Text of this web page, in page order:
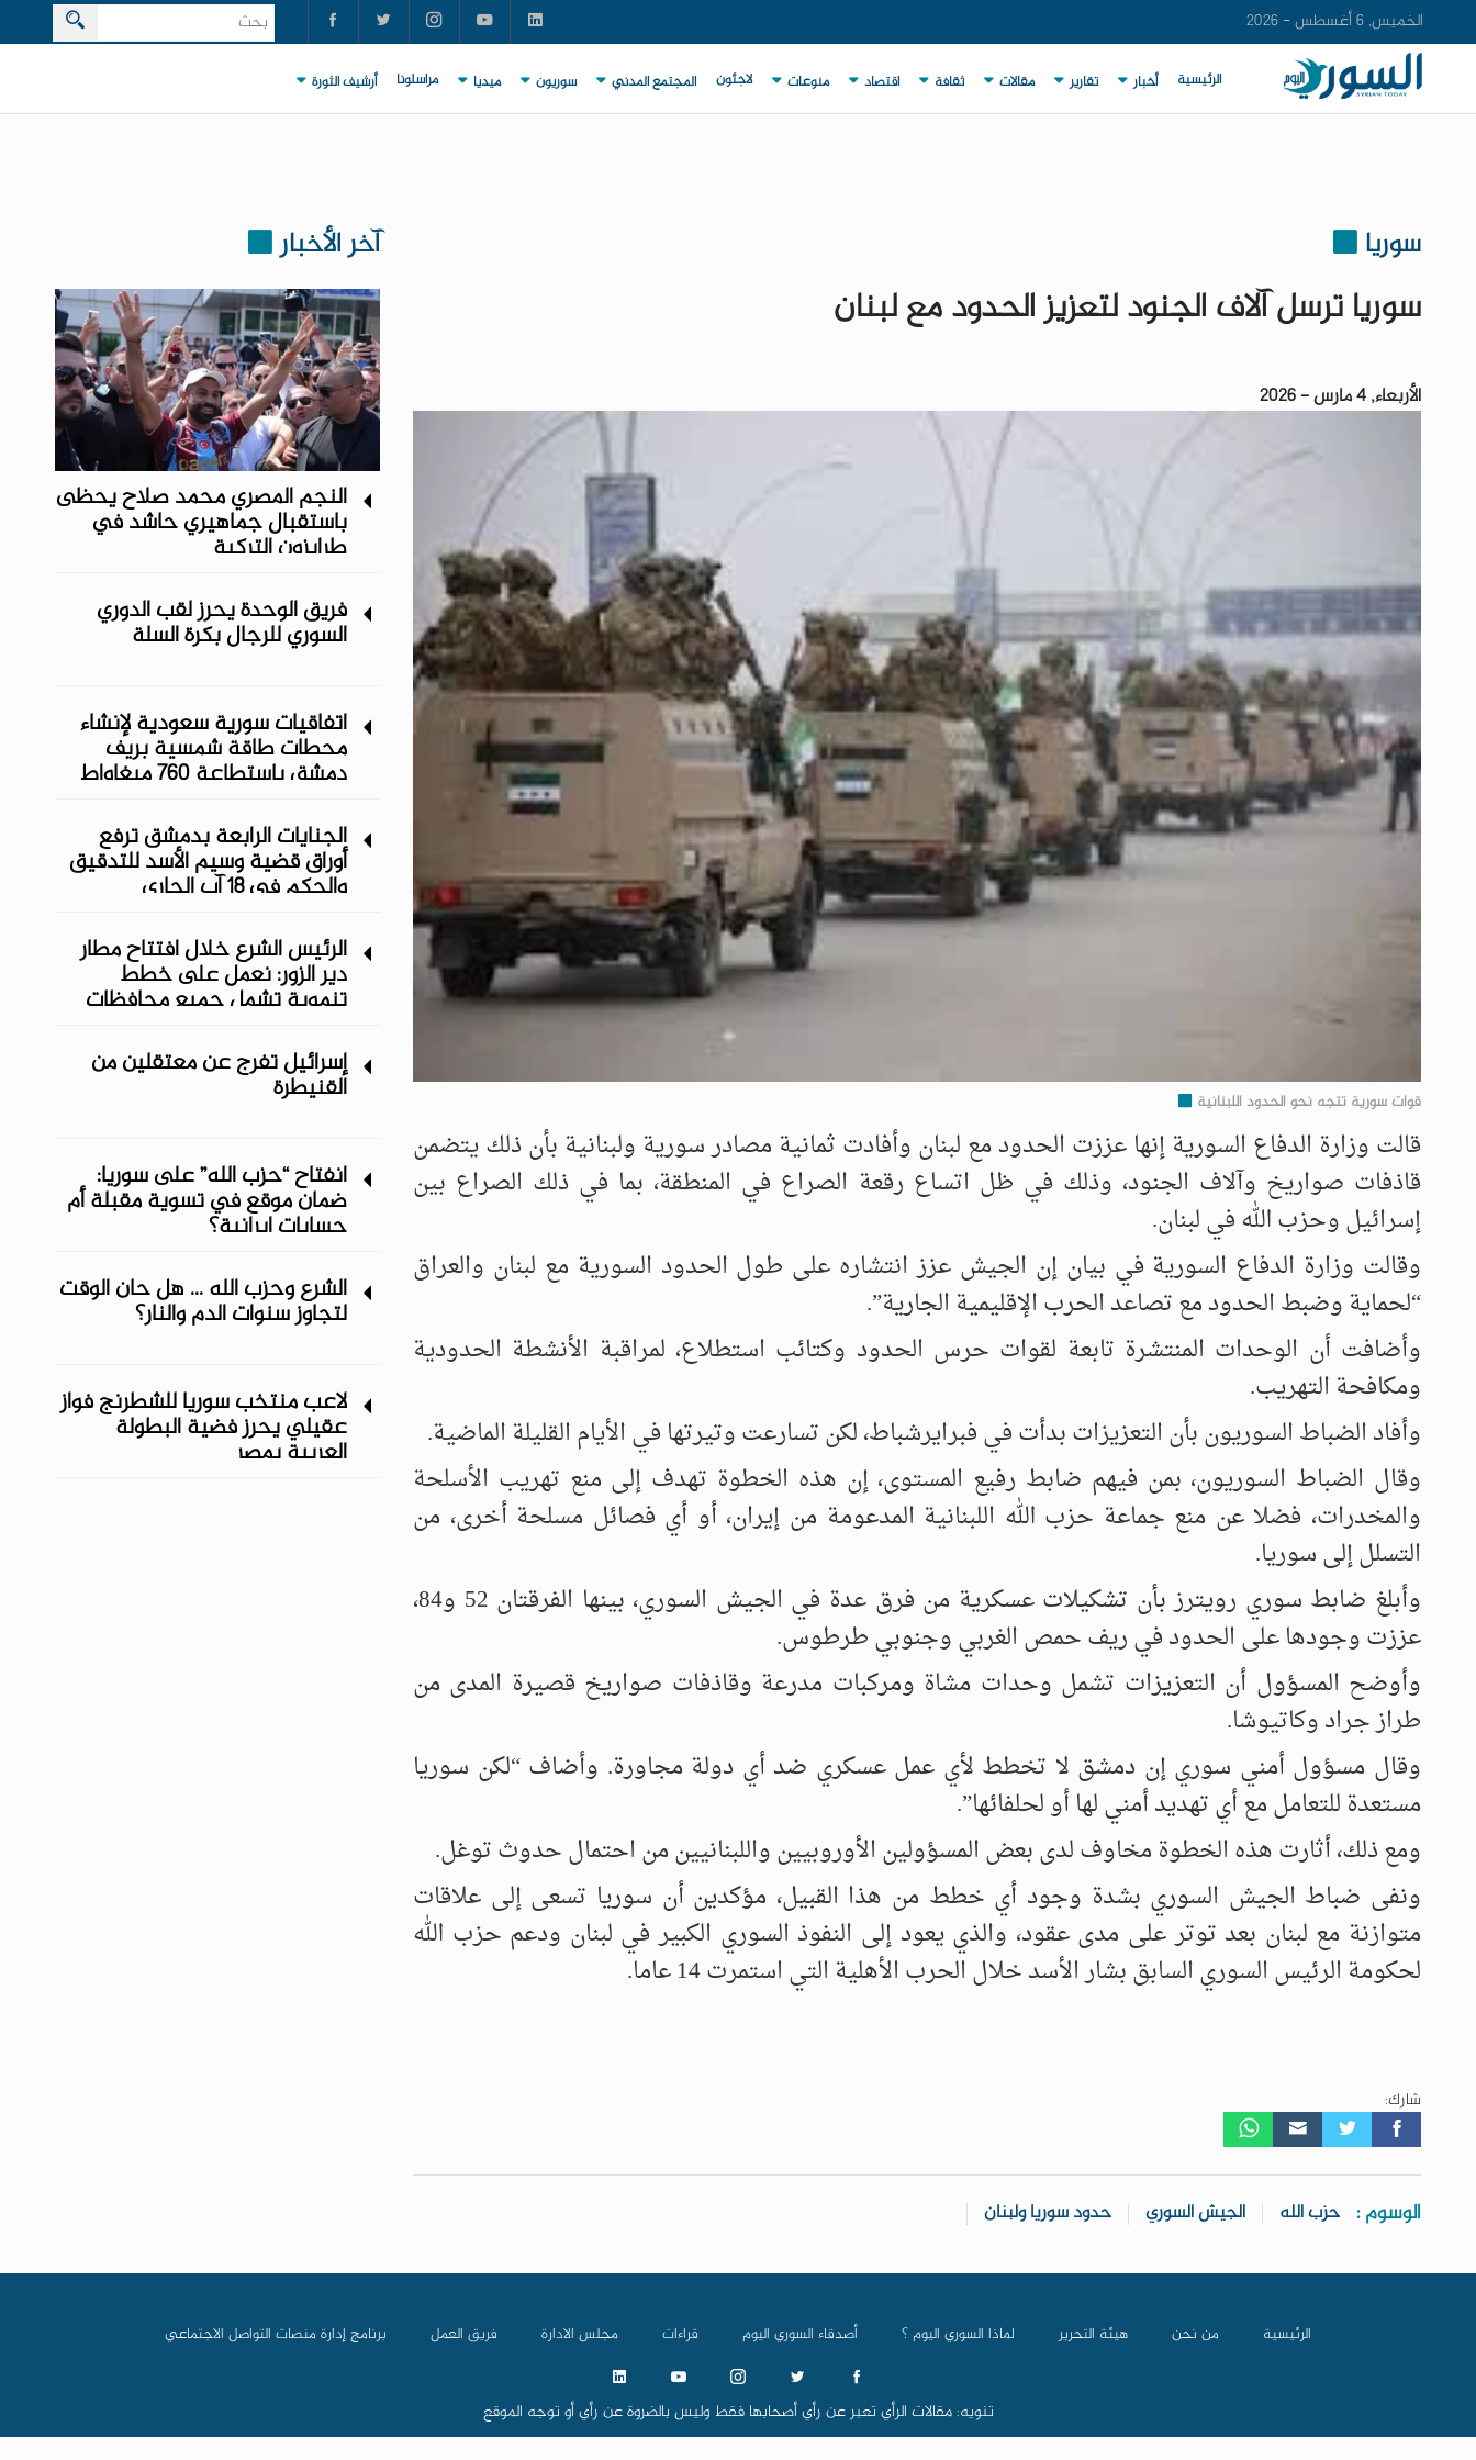
الخميس, 6 أغسطس - 2026
الرئيسية أخبار تقارير مقالات ثقافة اقتصاد منوعات لاجئون المجتمع المدني سوريون ميديا مراسلونا أرشيف الثورة
سوريا
سوريا ترسل آلاف الجنود لتعزيز الحدود مع لبنان
الأربعاء, 4 مارس - 2026
قوات سورية تتجه نحو الحدود اللبنانية
قالت وزارة الدفاع السورية إنها عززت الحدود مع لبنان وأفادت ثمانية مصادر سورية ولبنانية بأن ذلك يتضمن
قاذفات صواريخ وآلاف الجنود، وذلك في ظل اتساع رقعة الصراع في المنطقة، بما في ذلك الصراع بين
إسرائيل وحزب الله في لبنان.
وقالت وزارة الدفاع السورية في بيان إن الجيش عزز انتشاره على طول الحدود السورية مع لبنان والعراق
“لحماية وضبط الحدود مع تصاعد الحرب الإقليمية الجارية”.
وأضافت أن الوحدات المنتشرة تابعة لقوات حرس الحدود وكتائب استطلاع، لمراقبة الأنشطة الحدودية
ومكافحة التهريب.
وأفاد الضباط السوريون بأن التعزيزات بدأت في فبرايرشباط، لكن تسارعت وتيرتها في الأيام القليلة الماضية.
وقال الضباط السوريون، بمن فيهم ضابط رفيع المستوى، إن هذه الخطوة تهدف إلى منع تهريب الأسلحة
والمخدرات، فضلا عن منع جماعة حزب الله اللبنانية المدعومة من إيران، أو أي فصائل مسلحة أخرى، من
التسلل إلى سوريا.
وأبلغ ضابط سوري رويترز بأن تشكيلات عسكرية من فرق عدة في الجيش السوري، بينها الفرقتان 52 و84،
عززت وجودها على الحدود في ريف حمص الغربي وجنوبي طرطوس.
وأوضح المسؤول أن التعزيزات تشمل وحدات مشاة ومركبات مدرعة وقاذفات صواريخ قصيرة المدى من
طراز جراد وكاتيوشا.
وقال مسؤول أمني سوري إن دمشق لا تخطط لأي عمل عسكري ضد أي دولة مجاورة. وأضاف “لكن سوريا
مستعدة للتعامل مع أي تهديد أمني لها أو لحلفائها”.
ومع ذلك، أثارت هذه الخطوة مخاوف لدى بعض المسؤولين الأوروبيين واللبنانيين من احتمال حدوث توغل.
ونفى ضباط الجيش السوري بشدة وجود أي خطط من هذا القبيل، مؤكدين أن سوريا تسعى إلى علاقات
متوازنة مع لبنان بعد توتر على مدى عقود، والذي يعود إلى النفوذ السوري الكبير في لبنان ودعم حزب الله
لحكومة الرئيس السوري السابق بشار الأسد خلال الحرب الأهلية التي استمرت 14 عاما.
شارك:
الوسوم : حزب الله الجيش السوري حدود سوريا ولبنان
آخر الأخبار
النجم المصري محمد صلاح يحظى
باستقبال جماهيري حاشد في
طرابزون التركية
فريق الوحدة يحرز لقب الدوري
السوري للرجال بكرة السلة
اتفاقيات سورية سعودية لإنشاء
محطات طاقة شمسية ‏بريف
دمشق باستطاعة 760 ميغاواط
الجنايات الرابعة بدمشق ترفع
أوراق قضية وسيم الأسد للتدقيق
والحكم في 18 آب الجاري
الرئيس الشرع خلال افتتاح مطار
دير الزور: نعمل على خطط
تنموية تشمل جميع محافظات
إسرائيل تفرج عن معتقلين من
القنيطرة
انفتاح “حزب الله” على سوريا:
ضمان موقع في تسوية مقبلة أم
حسابات إيرانية؟
الشرع وحزب الله ... هل حان الوقت
لتجاوز سنوات الدم والنار؟
لاعب منتخب سوريا للشطرنج فواز
عقيلي يحرز فضية البطولة
العربية بمصر
الرئيسية من نحن هيئة التحرير لماذا السوري اليوم ؟ أصدقاء السوري اليوم قراءات مجلس الادارة فريق العمل برنامج إدارة منصات التواصل الاجتماعي
تنويه: مقالات الرأي تعبر عن رأي أصحابها فقط وليس بالضروة عن رأي أو توجه الموقع